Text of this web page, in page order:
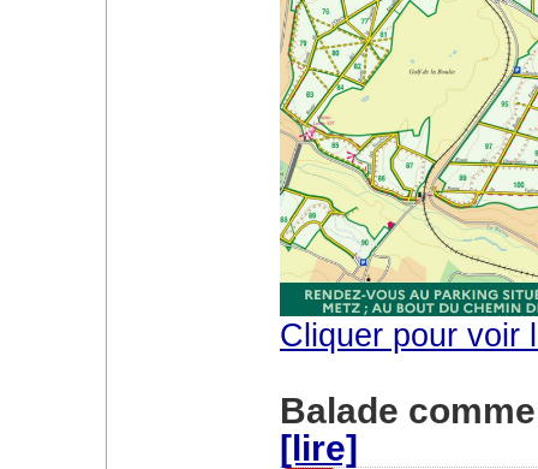
Cliquer pour voir
Balade
[lire]